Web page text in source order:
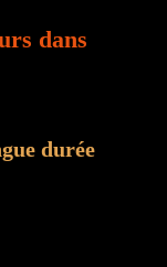
dans
durée